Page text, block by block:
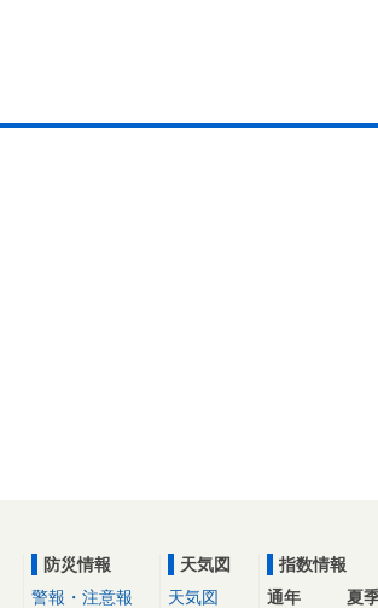
防災情報
警報・注意報
天気図
天気図
指数情報
通年
夏